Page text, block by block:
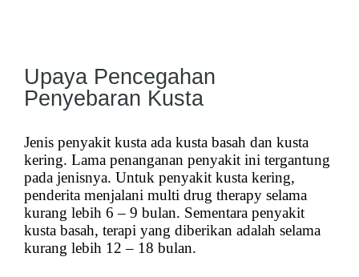
Upaya Pencegahan
Penyebaran Kusta
Jenis penyakit kusta ada kusta basah dan kusta
kering. Lama penanganan penyakit ini tergantung
pada jenisnya. Untuk penyakit kusta kering,
penderita menjalani multi drug therapy selama
kurang lebih 6 – 9 bulan. Sementara penyakit
kusta basah, terapi yang diberikan adalah selama
kurang lebih 12 – 18 bulan.